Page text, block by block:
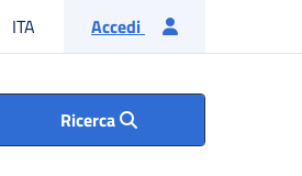
ITA Lingua italiana
Accedi
Ricerca